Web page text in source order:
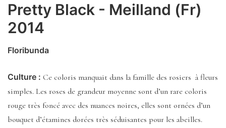
Pretty Black - Meilland (Fr)
2014
Floribunda
Culture : Ce coloris manquait dans la famille des rosiers à fleurs
simples. Les roses de grandeur moyenne sont d’un rare coloris
rouge très foncé avec des nuances noires, elles sont ornées d’un
bouquet d’étamines dorées très séduisantes pour les abeilles.